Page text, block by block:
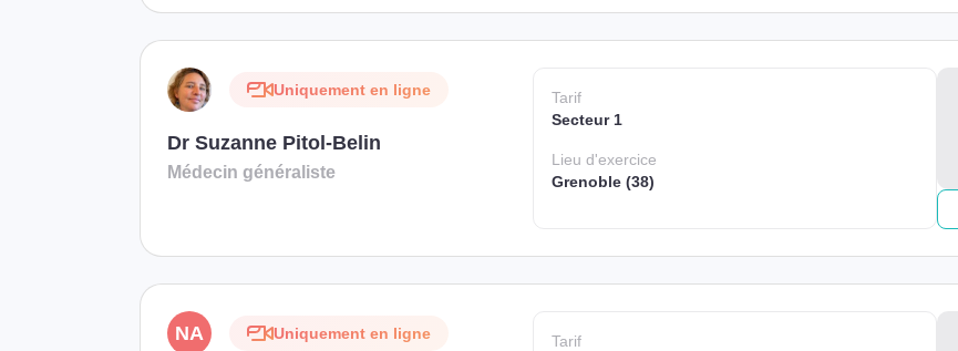
Uniquement en ligne
Dr Suzanne Pitol-Belin
Médecin généraliste
Tarif
Secteur 1
Lieud'exercice
Grenoble (38)
NA Uniquement en ligne
Tarif